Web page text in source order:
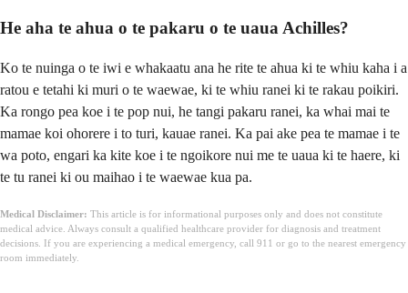
He aha te ahua o te pakaru o te uaua Achilles?
Ko te nuinga o te iwi e whakaatu ana he rite te ahua ki te whiu kaha i a
ratou e tetahi ki muri o te waewae, ki te whiu ranei ki te rakau poikiri.
Ka rongo pea koe i te pop nui, he tangi pakaru ranei, ka whai mai te
mamae koi ohorere i to turi, kauae ranei. Ka pai ake pea te mamae i te
wa poto, engari ka kite koe i te ngoikore nui me te uaua ki te haere, ki
te tu ranei ki ou maihao i te waewae kua pa.
Medical Disclaimer: This article is for informational purposes only and does not constitute
medical advice. Always consult a qualified healthcare provider for diagnosis and treatment
decisions. If you are experiencing a medical emergency, call 911 or go to the nearest emergency
room immediately.